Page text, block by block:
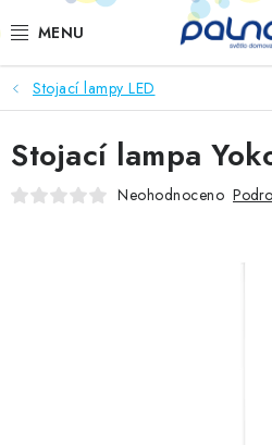
na
OSVĚTLENÍ INTERIÉRU
LED
VENKOVNÍ OSVĚTLENÍ
Stojací lampy LED
Stojací lampa
Neohodnoceno